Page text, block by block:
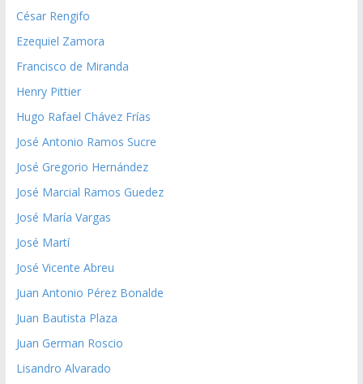
César Rengifo
Ezequiel Zamora
Francisco de Miranda
Henry Pittier
Hugo Rafael Chávez Frías
José Antonio Ramos Sucre
José Gregorio Hernández
José Marcial Ramos Guedez
José María Vargas
José Martí
José Vicente Abreu
Juan Antonio Pérez Bonalde
Juan Bautista Plaza
Juan German Roscio
Lisandro Alvarado